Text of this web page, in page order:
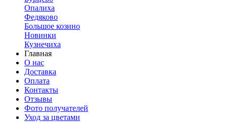
Опалиха
Федяково
Большое козино
Новинки
Кузнечиха
Главная
О нас
Доставка
Оплата
Контакты
Отзывы
Фото получателей
Уход за цветами